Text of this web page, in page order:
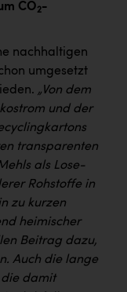
CO2-
nachhaltigen
umgesetzt
„Von dem
und der
transparenten
als Lose-
Rohstoffe in
zu kurzen
heimischer
Beitrag dazu,
Auch die lange
die damit